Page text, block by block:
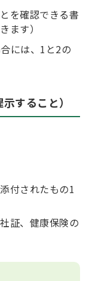
を確認できる書
ます）
には、1と2の
すること）
付されたもの1
証、健康保険の